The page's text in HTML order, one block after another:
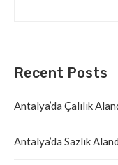
Recent Posts
Antalya’da Çalılık
Antalya’da Sazlık